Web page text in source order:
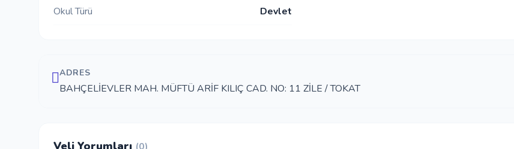
Okul Türü Devlet
ADRES
BAHÇELİEVLER MAH. MÜFTÜ ARİF KILIÇ CAD. NO: 11 ZİLE / TOKAT
Veli Yorumları